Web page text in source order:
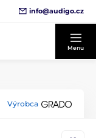
info@audigo.cz
Menu
Výrobca